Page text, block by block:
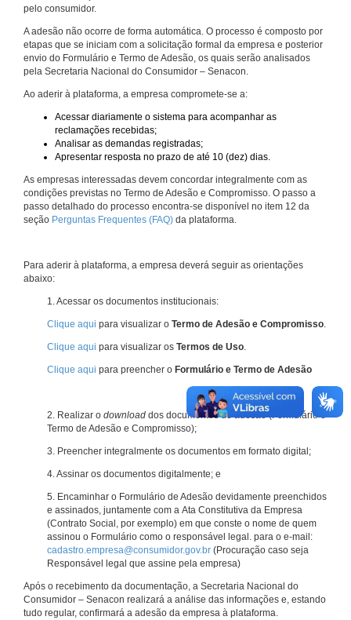
pelo consumidor.
A adesão não ocorre de forma automática. O processo é composto por
etapas que se iniciam com a solicitação formal da empresa e posterior
envio do Formulário e Termo de Adesão, os quais serão analisados
pela Secretaria Nacional do Consumidor – Senacon.
Ao aderir à plataforma, a empresa compromete-se a:
Acessar diariamente o sistema para acompanhar as
reclamações recebidas;
Analisar as demandas registradas;
Apresentar resposta no prazo de até 10 (dez) dias.
As empresas interessadas devem concordar integralmente com as
condições previstas no Termo de Adesão e Compromisso. O passo a
passo detalhado do processo encontra-se disponível no item 12 da
seção Perguntas Frequentes (FAQ) da plataforma.
Para aderir à plataforma, a empresa deverá seguir as orientações
abaixo:
1. Acessar os documentos institucionais:
Clique aqui para visualizar o Termo de Adesão e Compromisso.
Clique aqui para visualizar os Termos de Uso.
Clique aqui para preencher o Formulário e Termo de Adesão
2. Realizar o download dos documentos de adesão (Formulário e
Termo de Adesão e Compromisso);
3. Preencher integralmente os documentos em formato digital;
4. Assinar os documentos digitalmente; e
5. Encaminhar o Formulário de Adesão devidamente preenchidos
e assinados, juntamente com a Ata Constitutiva da Empresa
(Contrato Social, por exemplo) em que conste o nome de quem
assinou o Formulário como o responsável legal. para o e-mail:
cadastro.empresa@consumidor.gov.br (Procuração caso seja
Responsável legal que assine pela empresa)
Após o recebimento da documentação, a Secretaria Nacional do
Consumidor – Senacon realizará a análise das informações e, estando
tudo regular, confirmará a adesão da empresa à plataforma.